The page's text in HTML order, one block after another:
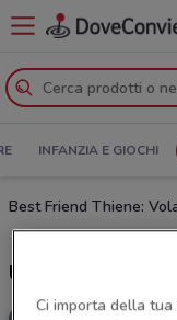
INFANZIA E GIOCHI
Best Friend Thiene:
Ultime offerte
Ci importa della tua